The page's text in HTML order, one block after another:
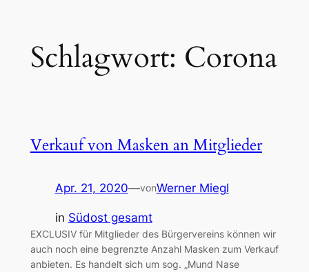
Inhalt
springenSchlagwort: Corona
Verkauf von Masken an Mitglieder
Apr. 21, 2020—vonWerner Miegl
in Südost gesamt
EXCLUSIV für Mitglieder des Bürgervereins können wir
auch noch eine begrenzte Anzahl Masken zum Verkauf
anbieten. Es handelt sich um sog. „Mund Nase